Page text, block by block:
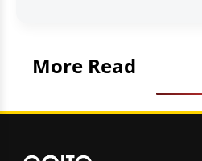
More Read